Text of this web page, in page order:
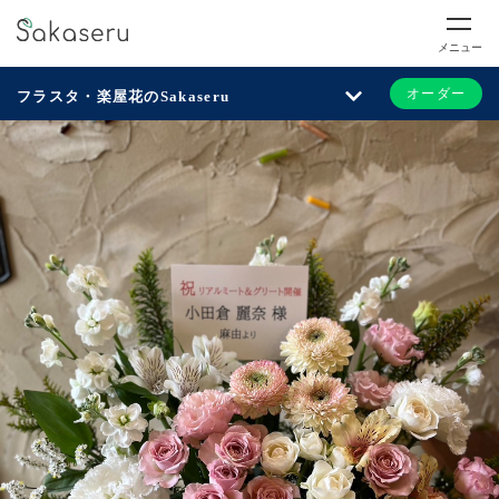
メニュー
フラスタ・楽屋花のSakaseru オーダー